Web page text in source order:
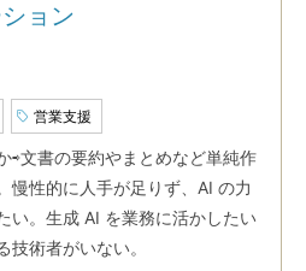
ョン
営業支援
⇨文書の要約やまとめなど単純作
慢性的に人手が足りず、AI の力
い。生成 AI を業務に活かしたい
技術者がいない。